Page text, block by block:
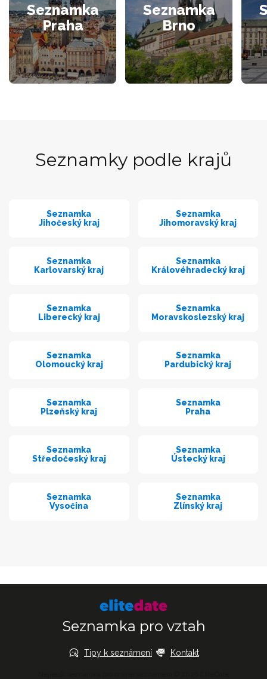
Seznamka
Praha
Seznamka
Brno
Seznamky podle krajů
Seznamka
Jihočeský kraj
Seznamka
Jihomoravský kraj
Seznamka
Karlovarský kraj
Seznamka
Královéhradecký kraj
Seznamka
Liberecký kraj
Seznamka
Moravskoslezský kraj
Seznamka
Olomoucký kraj
Seznamka
Pardubický kraj
Seznamka
Plzeňský kraj
Seznamka
Praha
Seznamka
Středočeský kraj
Seznamka
Ústecký kraj
Seznamka
Vysočina
Seznamka
Zlínský kraj
Seznamka pro vztah
Tipy k seznámení Kontakt